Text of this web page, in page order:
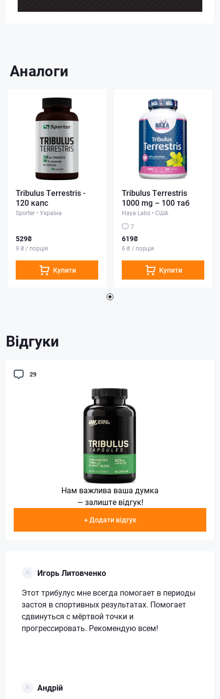
Аналоги
Tribulus Terrestris -
120 капс
Sporter • Україна
529₴
9 ₴ / порція
Купити
Tribulus Terrestris
1000 mg – 100 таб
Haya Labs • США
7
619₴
6 ₴ / порція
Купити
Відгуки
29
Нам важлива ваша думка
— залиште відгук!
+ Додати відгук
Игорь Литовченко
Этот трибулус мне всегда помогает в периоды
застоя в спортивных результатах. Помогает
сдвинуться с мёртвой точки и
прогрессировать. Рекомендую всем!
Андрій